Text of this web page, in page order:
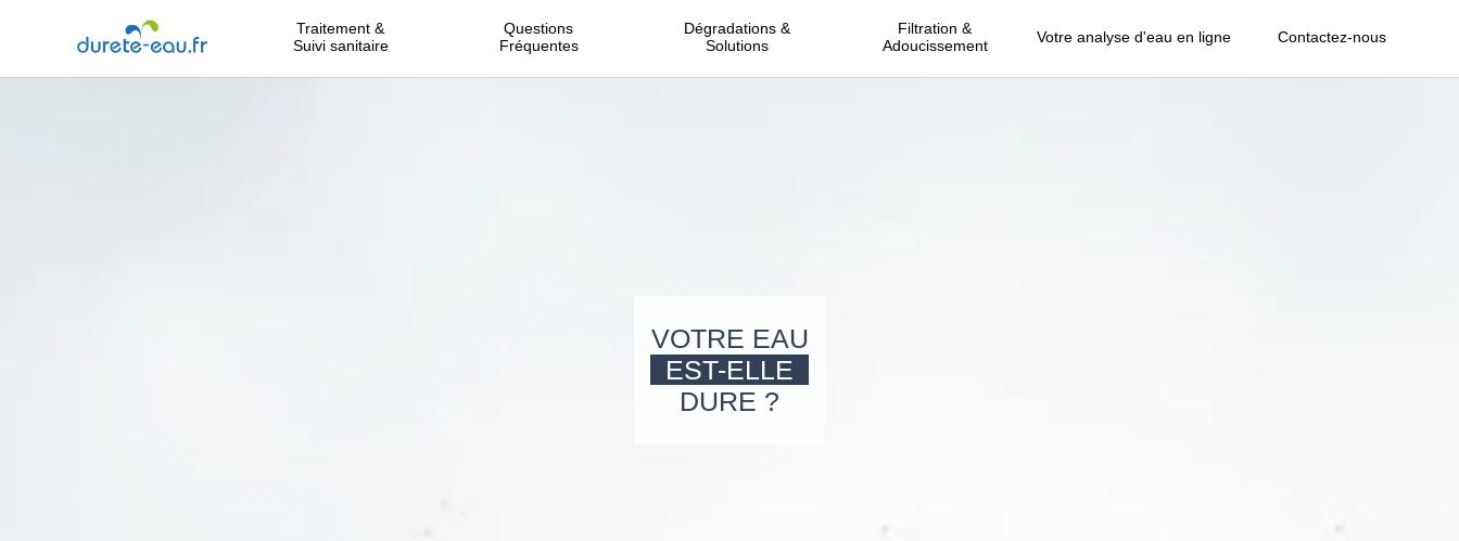
Traitement &
Suivi sanitaire
Questions
Fréquentes
Dégradations &
Solutions
Filtration &
Adoucissement
Votre analyse d'eau en ligne Contactez-nous
VOTRE EAU
EST-ELLE
DURE ?